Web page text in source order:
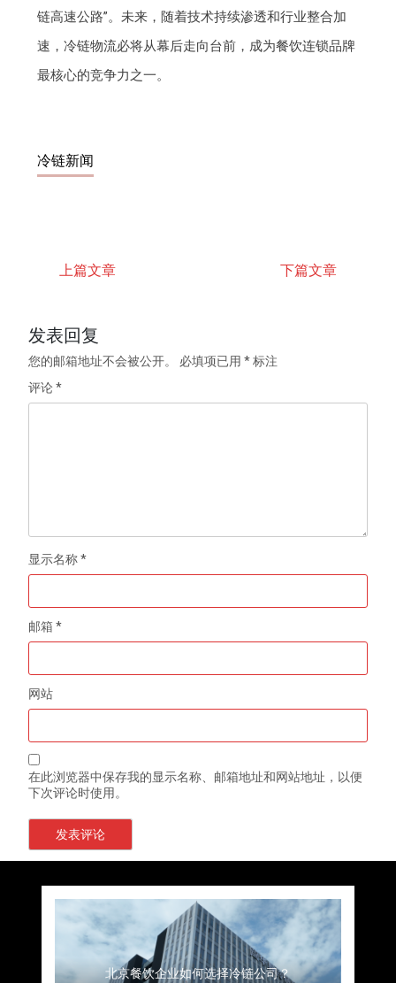
链高速公路”。未来，随着技术持续渗透和行业整合加
速，冷链物流必将从幕后走向台前，成为餐饮连锁品牌
最核心的竞争力之一。
冷链新闻
上篇文章 下篇文章
发表回复
您的邮箱地址不会被公开。 必填项已用*标注
评论*
显示名称*
邮箱*
网站
在此浏览器中保存我的显示名称、邮箱地址和网站地址，以便
下次评论时使用。
上海餐饮连锁加速，冷链配送如何破解冻品食材
流通难题？
杭州中央厨房布局餐饮连锁，冷链配送如何打通
关键一环
北京餐饮企业如何选择冷链公司？
深圳冷链物流如何护航餐饮连锁？冻品食材流通
全解析
北京餐饮仓配一体化的核心价值与落地实践解析
武汉冻品配送三要素：控温、时效、低成本如何
兼得？
重庆冷链布局解冻食材运输密码，餐饮连锁如何
稳控品质？